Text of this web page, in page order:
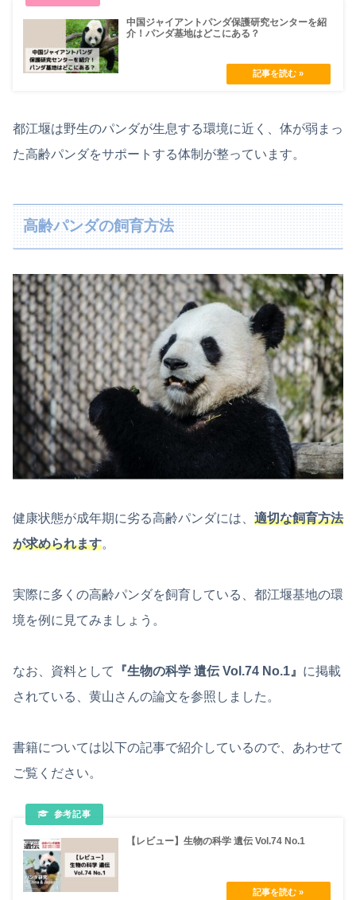
中国ジャイアントパンダ保護研究センターを紹
介！パンダ基地はどこにある？
都江堰は野生のパンダが生息する環境に近く、体が弱まっ
た高齢パンダをサポートする体制が整っています。
高齢パンダの飼育方法
健康状態が成年期に劣る高齢パンダには、 適切な飼育方法
が求められます。
実際に多くの高齢パンダを飼育している、都江堰基地の環
境を例に見てみましょう。
なお、資料として 『生物の科学 遺伝 Vol.74 No.1』 に掲載
されている、黄山さんの論文を参照しました。
書籍については以下の記事で紹介しているので、あわせて
ご覧ください。
【レビュー】生物の科学 遺伝 Vol.74 No.1